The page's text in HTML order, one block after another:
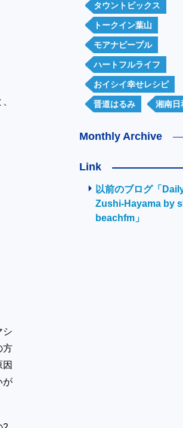
シ
方
が
タウントピックス
トークイン葉山
モアナピープル
ハートフルライフ
おイシイ幸せレシピ
晋道はるみ 湘南日
Monthly Archive
Link
以前のブログ「
Zushi-Hayama by
beachfm」